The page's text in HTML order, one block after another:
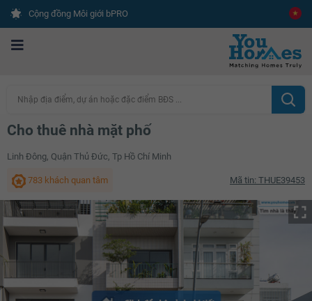
Cộng đồng Môi giới bPRO
Nhập địa điểm, dự án hoặc đặc điểm BĐS ...
Cho thuê nhà mặt phố
Linh Đông, Quận Thủ Đức, Tp Hồ Chí Minh
783 khách quan tâm Mã tin: THUE39453